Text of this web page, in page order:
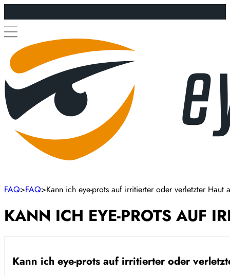
FAQ FAQ Kann ich eye-prots auf irritierter oder verletzter Haut
KANN ICH EYE-PROTS AUF
Kann ich eye-prots auf irritierter oder